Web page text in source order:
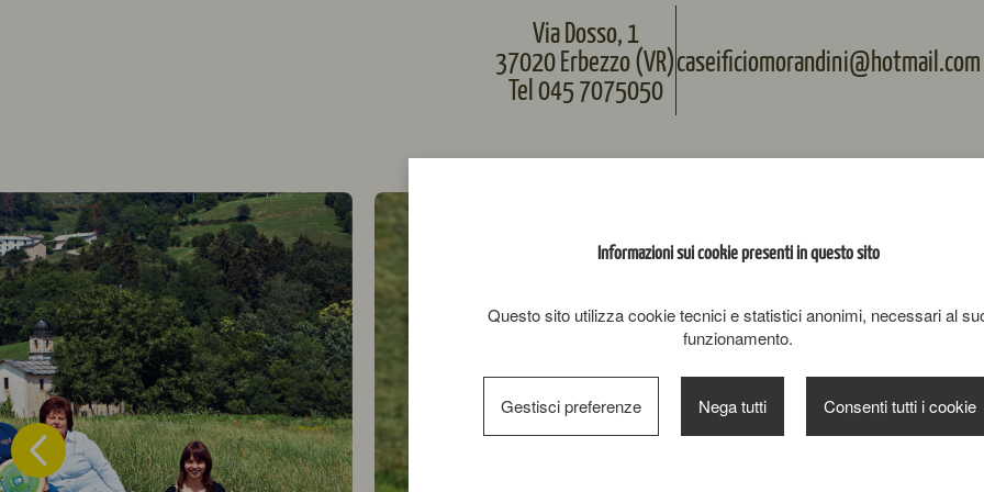
Via Dosso, 1
37020 Erbezzo (VR)
Tel 045 7075050
caseificiomorandini@hotmail.com
Informazioni sui cookie presenti in questo sito
Questo sito utilizza cookie tecnici e statistici anonimi, necessari al
funzionamento.
Gestisci preferenze Nega tutti Consenti tutti i cookie